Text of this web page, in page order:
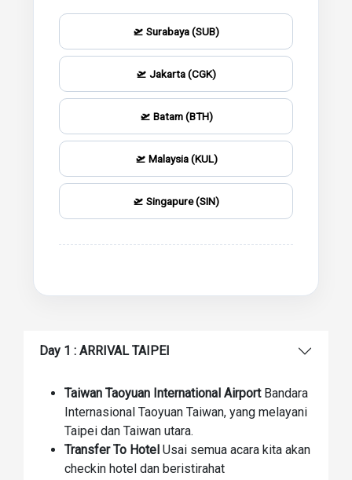
🛫 Surabaya (SUB)
🛫 Jakarta (CGK)
🛫 Batam (BTH)
🛫 Malaysia (KUL)
🛫 Singapure (SIN)
Day 1 : ARRIVAL TAIPEI
Taiwan Taoyuan International Airport Bandara
Internasional Taoyuan Taiwan, yang melayani
Taipei dan Taiwan utara.
Transfer To Hotel Usai semua acara kita akan
checkin hotel dan beristirahat